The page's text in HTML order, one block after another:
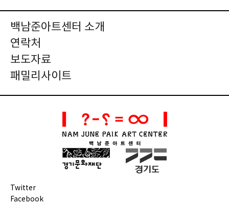
백남준아트센터 소개
연락처
보도자료
패밀리사이트
Twitter
Facebook